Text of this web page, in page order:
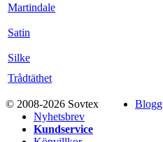
Martindale
Satin
Silke
Trådtäthet
© 2008-2026 Sovtex
Blogg
Nyhetsbrev
Kundservice